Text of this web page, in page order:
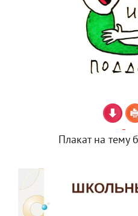
Плакат на тему